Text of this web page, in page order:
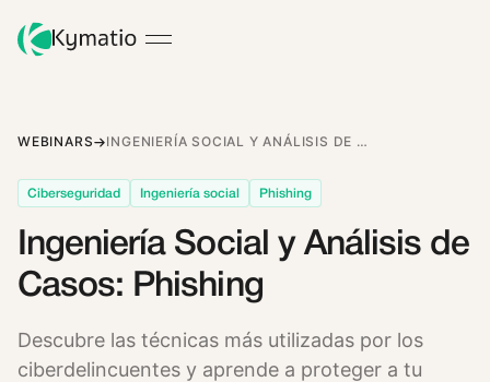
WEBINARS INGENIERÍA SOCIAL Y ANÁLISIS DE CASOS: PHISHING
Ciberseguridad Ingeniería social Phishing
Ingeniería Social y Análisis de
Casos: Phishing
Descubre las técnicas más utilizadas por los
ciberdelincuentes y aprende a proteger a tu